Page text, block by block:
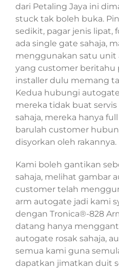
dari Petaling Jaya ini
stuck tak boleh buka.
sedikit, pagar jenis lipat,
ada single gate sahaja,
menggunakan satu unit
yang customer beritahu
installer dulu memang
Kedua hubungi
mereka tidak buat
sahaja, mereka hanya
barulah customer
disyorkan oleh rakannya.
Kami boleh gantikan
sahaja, melihat gambar
customer telah
arm autogate jadi kami
dengan Tronica®-828
datang hanya
autogate rosak sahaja,
semua kami guna
dapatkan jimatkan duit